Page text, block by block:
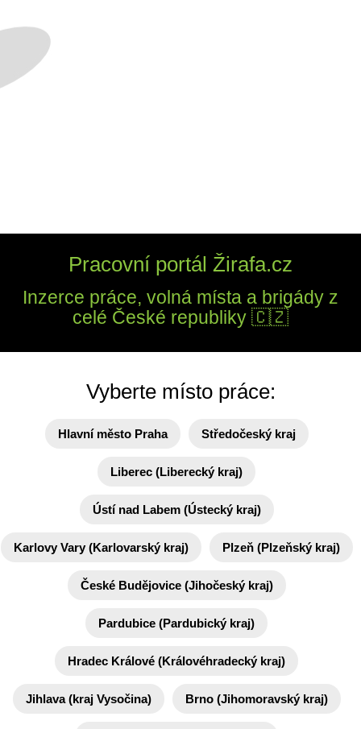
Pracovní portál Žirafa.cz
Inzerce práce, volná místa a brigády z
celé České republiky 🇨🇿
Vyberte místo práce:
Hlavní město Praha Středočeský kraj
Liberec (Liberecký kraj)
Ústí nad Labem (Ústecký kraj)
Karlovy Vary (Karlovarský kraj) Plzeň (Plzeňský kraj)
České Budějovice (Jihočeský kraj)
Pardubice (Pardubický kraj)
Hradec Králové (Královéhradecký kraj)
Jihlava (kraj Vysočina) Brno (Jihomoravský kraj)